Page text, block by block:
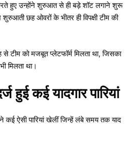
हुए उन्होंने शुरुआत से ही बड़े शॉट लगाने शुरू
छह ओवरों के भीतर ही विपक्षी टीम की
को मजबूत प्लेटफॉर्म मिलता था, जिसका
मिलता था।
हुई कई यादगार पारियां
ऐसी पारियां खेलीं जिन्हें लंबे समय तक याद